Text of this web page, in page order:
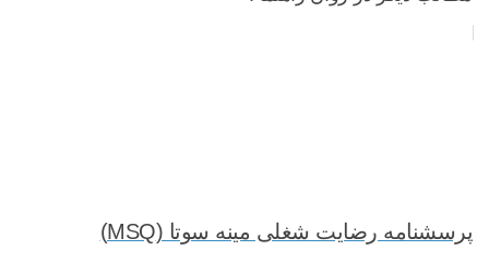
پرسشنامه رضایت شغلی مینه سوتا (MSQ)